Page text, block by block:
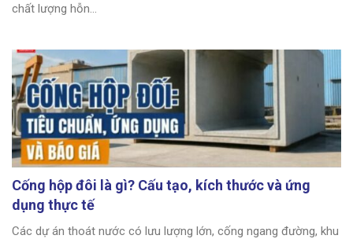
chất lượng hỗn...
Cống hộp đôi là gì? Cấu tạo, kích thước và ứng
dụng thực tế
Các dự án thoát nước có lưu lượng lớn, cống ngang đường, khu